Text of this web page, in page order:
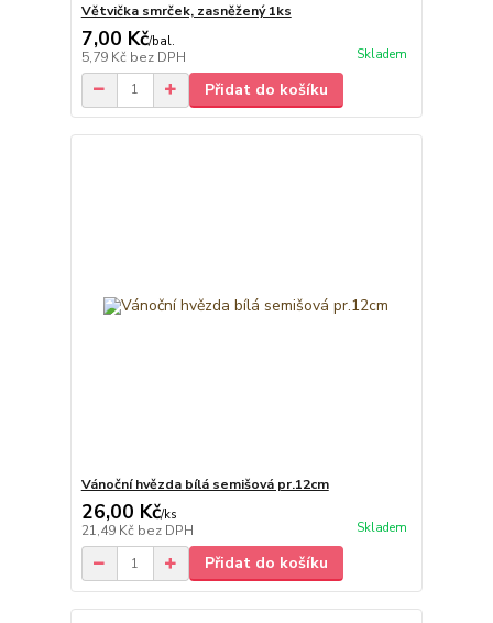
Větvička smrček, zasněžený 1ks
7,00 Kč/bal.
5,79 Kč bez DPH Skladem
Přidat do košíku
Vánoční hvězda bílá semišová pr.12cm
26,00 Kč/ks
21,49 Kč bez DPH Skladem
Přidat do košíku